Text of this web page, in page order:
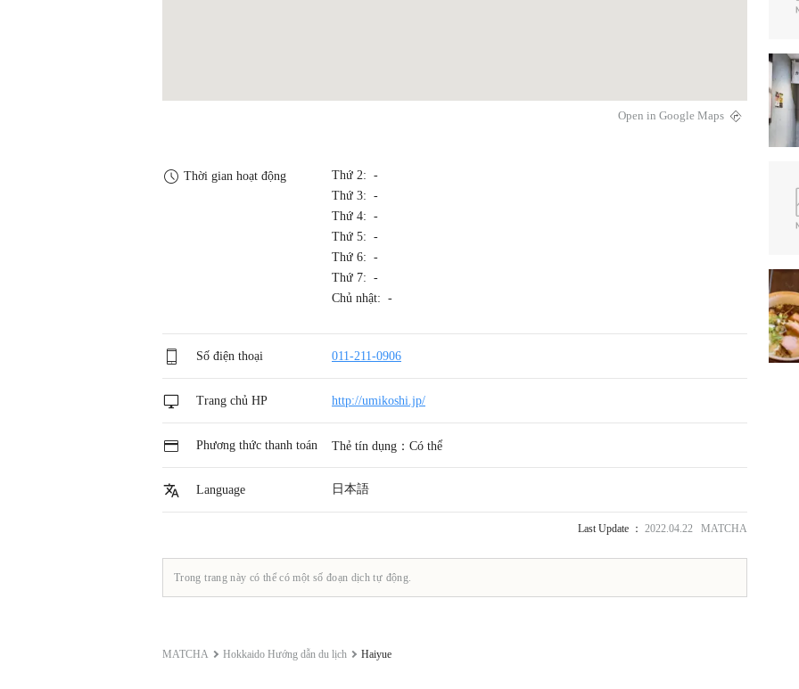
Open in Google Maps
Thời gian hoạt động
Thứ 2: -
Thứ 3: -
Thứ 4: -
Thứ 5: -
Thứ 6: -
Thứ 7: -
Chủ nhật: -
Số điện thoại 011-211-0906
Trang chủ HP http://umikoshi.jp/
Phương thức thanh toán Thẻ tín dụng：Có thể
Language 日本語
Last Update ： 2022.04.22 MATCHA
Trong trang này có thể có một số đoạn dịch tự động.
MATCHA Hokkaido Hướng dẫn du lịch Haiyue